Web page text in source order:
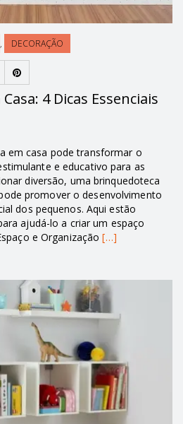
, DECORAÇÃO
4 Dicas Essenciais
em casa pode transformar o
e educativo para as
diversão, uma brinquedoteca
promover o desenvolvimento
dos pequenos. Aqui estão
ajudá-lo a criar um espaço
e Organização[…]